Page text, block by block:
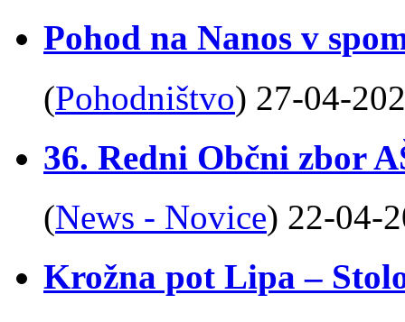
Pohod na Nanos v
(Pohodništvo) 27-04-
36. Redni Občni zbor
(News - Novice) 22-04-
Krožna pot Lipa –